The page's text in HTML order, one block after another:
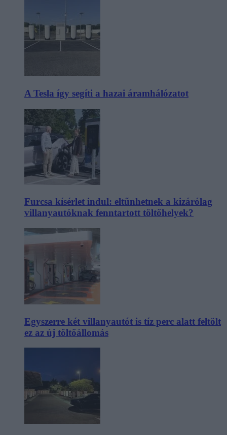
A Tesla így segíti a hazai áramhálózatot
Furcsa kísérlet indul: eltűnhetnek a kizárólag
villanyautóknak fenntartott töltőhelyek?
Egyszerre két villanyautót is tíz perc alatt feltölt
ez az új töltőállomás